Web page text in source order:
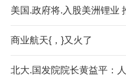
美国.政府将.入股美洲锂业
商业航天{，}又火了
北大.国发院院长黄益平：